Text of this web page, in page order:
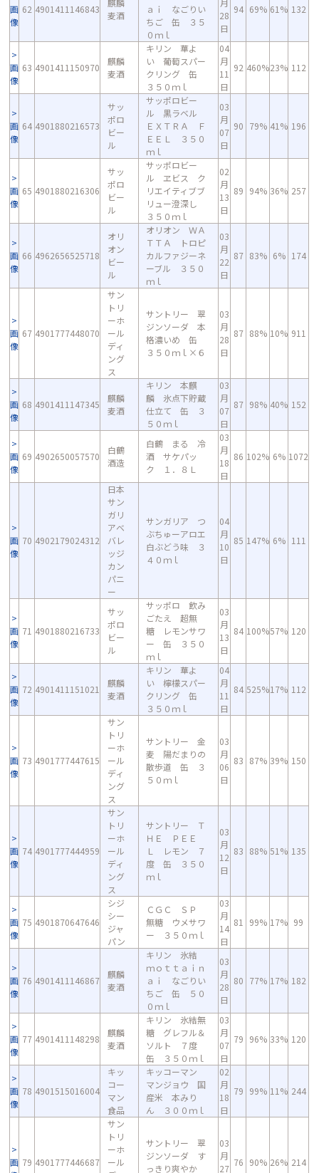
画
像
62 4901411146843
麒麟
麦酒
ａｉ なごりい
ちご 缶 ３５
０ｍｌ
月
28
日
94 69% 61% 132
画
像
63 4901411150970
麒麟
麦酒
キリン 華よ
い 葡萄スパー
クリング 缶
３５０ｍｌ
04
月
11
日
92 460%23% 112
画
像
64 4901880216573
サッ
ポロ
ビー
ル
サッポロビー
ル 黒ラベル
ＥＸＴＲＡ Ｆ
ＥＥＬ ３５０
ｍｌ
03
月
07
日
90 79% 41% 196
画
像
65 4901880216306
サッ
ポロ
ビー
ル
サッポロビー
ル ヱビス ク
リエイティブブ
リュー澄深し
３５０ｍｌ
02
月
13
日
89 94% 36% 257
画
像
66 4962656525718
オリ
オン
ビー
ル
オリオン ＷＡ
ＴＴＡ トロピ
カルファジーネ
ーブル ３５０
ｍｌ
03
月
22
日
87 83% 6% 174
画
像
67 4901777448070
サン
トリ
ーホ
ール
ディ
ング
ス
サントリー 翠
ジンソーダ 本
格濃いめ 缶
３５０ｍｌ×６
03
月
28
日
87 88% 10% 911
画
像
68 4901411147345
麒麟
麦酒
キリン 本麒
麟 氷点下貯蔵
仕立て 缶 ３
５０ｍｌ
03
月
07
日
87 98% 40% 152
画
像
69 4902650057570
白鶴
酒造
白鶴 まる 冷
酒 サケパッ
ク １．８Ｌ
03
月
18
日
86 102% 6% 1072
画
像
70 4902179024312
日本
サン
ガリ
アベ
バレ
ッジ
カン
パニ
ー
サンガリア つ
ぶちゅーアロエ
白ぶどう味 ３
４０ｍｌ
04
月
10
日
85 147% 6% 111
画
像
71 4901880216733
サッ
ポロ
ビー
ル
サッポロ 飲み
ごたえ 超無
糖 レモンサワ
ー 缶 ３５０
ｍｌ
03
月
13
日
84 100%57% 120
画
像
72 4901411151021
麒麟
麦酒
キリン 華よ
い 檸檬スパー
クリング 缶
３５０ｍｌ
04
月
11
日
84 525%17% 112
画
像
73 4901777447615
サン
トリ
ーホ
ール
ディ
ング
ス
サントリー 金
麦 陽だまりの
散歩道 缶 ３
５０ｍｌ
03
月
06
日
83 87% 39% 150
画
像
74 4901777444959
サン
トリ
ーホ
ール
ディ
ング
ス
サントリー Ｔ
ＨＥ ＰＥＥ
Ｌ レモン ７
度 缶 ３５０
ｍｌ
03
月
12
日
83 88% 51% 135
画
像
75 4901870647646
シジ
シー
ジャ
パン
ＣＧＣ ＳＰ
無糖 ウメサワ
ー ３５０ｍｌ
03
月
14
日
81 99% 17% 99
画
像
76 4901411146867
麒麟
麦酒
キリン 氷結
ｍｏｔｔａｉｎ
ａｉ なごりい
ちご 缶 ５０
０ｍｌ
03
月
28
日
80 77% 17% 182
画
像
77 4901411148298
麒麟
麦酒
キリン 氷結無
糖 グレフル＆
ソルト ７度
缶 ３５０ｍｌ
03
月
07
日
79 96% 33% 120
画
像
78 4901515016004
キッ
コー
マン
食品
キッコーマン
マンジョウ 国
産米 本みり
ん ３００ｍｌ
02
月
18
日
79 99% 11% 244
画 79 4901777446687
サン
トリ
ーホ
ール
サントリー 翠
ジンソーダ す
っきり爽やか
03
月
27
76 90% 26% 214